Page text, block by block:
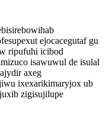
ejocacegutaf gu
ripufuhi icibod
isawuwul de isulal
axeg
ixexarikimaryjox ub
zigisujilupe